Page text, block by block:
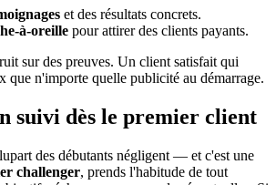
et des résultats concrets.
à-oreille pour attirer des clients payants.
sur des preuves. Un client satisfait qui
que n'importe quelle publicité au démarrage.
suivi dès le premier client
des débutants négligent — et c'est une
challenger, prends l'habitude de tout